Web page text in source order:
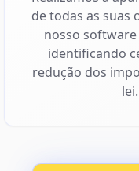
de todas as suas
nosso
identificando
redução dos
lei.